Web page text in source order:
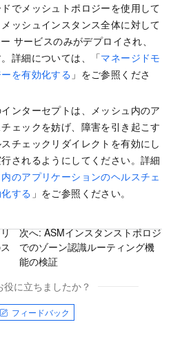
でメッシュトポロジーを使用して
ッシュインスタンス全体に対して
サービスのみがデプロイされ、
詳細については、「マネージドモ
を有効化する 」をご参照くださ
ンターセプトは、メッシュ内のア
ェックを妨げ、障害を引き起こす
チェックリダイレクトを有効にし
されるようにしてください。詳細
のアプリケーションのヘルスチェ
する 」をご参照ください。
次へ:ASMインスタンストポロジ
でのゾーン認識ルーティング機
能の検証
役に立ちましたか？
フィードバック